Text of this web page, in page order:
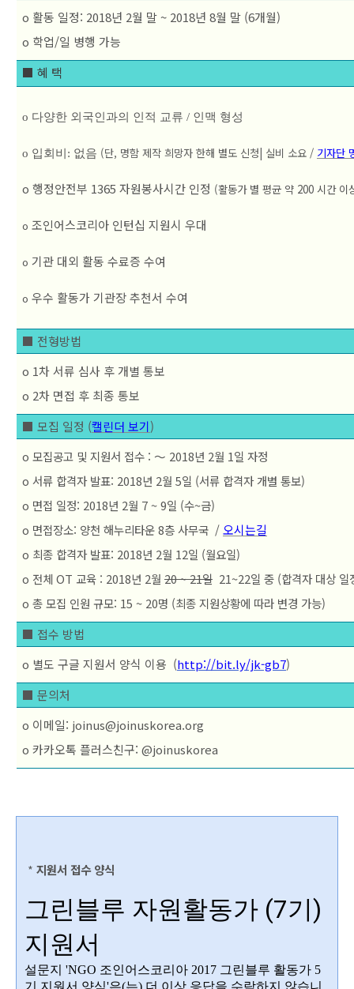
o 활동 일정: 2018년 2월 말 ~ 2018년 8월 말 (6개월)
o 학업/일 병행 가능
■ 혜 택
o 다양한 외국인과의 인적 교류 / 인맥 형성
o 입회비: 없음 (단, 명함 제작 희망자 한해 별도 신청| 실비 소요 / 기자단
o 행정안전부 1365 자원봉사시간 인정 (활동가 별 평균 약 200 시간 이
o 조인어스코리아 인턴십 지원시 우대
o 기관 대외 활동 수료증 수여
o 우수 활동가 기관장 추천서 수여
■ 전형방법
o 1차 서류 심사 후 개별 통보
o 2차 면접 후 최종 통보
■ 모집 일정 (캘린더 보기)
o 모집공고 및 지원서 접수 : ～ 2018년 2월 1일 자정
o 서류 합격자 발표: 2018년 2월 5일 (서류 합격자 개별 통보)
o 면접 일정: 2018년 2월 7 ~ 9일 (수~금)
o 면접장소: 양천 해누리타운 8층 사무국  / 오시는길
o 최종 합격자 발표: 2018년 2월 12일 (월요일)
o 전체 OT 교육 : 2018년 2월 20 ~ 21일
21~22일 중 (합격자 대상 일
o 총 모집 인원 규모: 15 ~ 20명 (최종 지원상황에 따라 변경 가능)
■ 접수 방법
o 별도 구글 지원서 양식 이용  (http://bit.ly/jk-gb7)
■ 문의처
o 이메일: joinus@joinuskorea.org
o 카카오톡 플러스친구: @joinuskorea
* 지원서 접수 양식